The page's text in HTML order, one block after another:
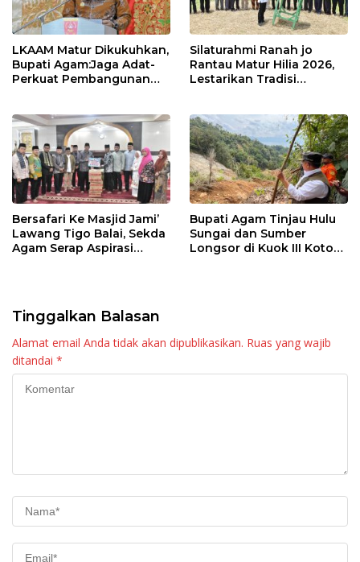
LKAAM Matur Dikukuhkan,
Bupati Agam:Jaga Adat-
Perkuat Pembangunan
Silaturahmi Ranah jo
Rantau Matur Hilia 2026,
Lestarikan Tradisi
Bersafari Ke Masjid Jami’
Lawang Tigo Balai, Sekda
Agam Serap Aspirasi
Bupati Agam Tinjau Hulu
Sungai dan Sumber
Longsor di Kuok III Koto
Tinggalkan Balasan
Alamat email Anda tidak akan dipublikasikan. Ruas yang wajib
ditandai *